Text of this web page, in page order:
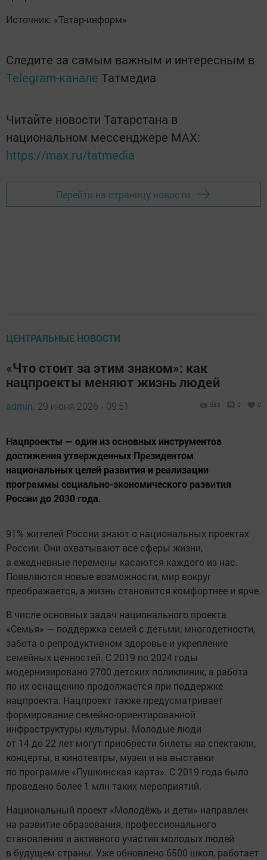
Источник: «Татар-информ»
Следите за самым важным и интересным в
Telegram-канале Татмедиа
Читайте новости Татарстана в
национальном мессенджере MАХ:
https://max.ru/tatmedia
Перейти на страницу новости
ЦЕНТРАЛЬНЫЕ НОВОСТИ
«Что стоит за этим знаком»: как
нацпроекты меняют жизнь людей
admin, 29 июня 2026 - 09:51 583 0 0
Нацпроекты — один из основных инструментов
достижения утвержденных Президентом
национальных целей развития и реализации
программы социально-экономического развития
России до 2030 года.
91% жителей России знают о национальных проектах
России. Они охватывают все сферы жизни,
а ежедневные перемены касаются каждого из нас.
Появляются новые возможности, мир вокруг
преображается, а жизнь становится комфортнее и ярче.
В числе основных задач национального проекта
«Семья» — поддержка семей с детьми, многодетности,
забота о репродуктивном здоровье и укрепление
семейных ценностей. С 2019 по 2024 годы
модернизировано 2700 детских поликлиник, а работа
по их оснащению продолжается при поддержке
нацпроекта. Нацпроект также предусматривает
формирование семейно-ориентированной
инфраструктуры культуры. Молодые люди
от 14 до 22 лет могут приобрести билеты на спектакли,
концерты, в кинотеатры, музеи и на выставки
по программе «Пушкинская карта». С 2019 года было
проведено более 1 млн таких мероприятий.
Национальный проект «Молодёжь и дети» направлен
на развитие образования, профессионального
становления и активного участия молодых людей
в будущем страны. Уже обновлено 6500 школ, работает